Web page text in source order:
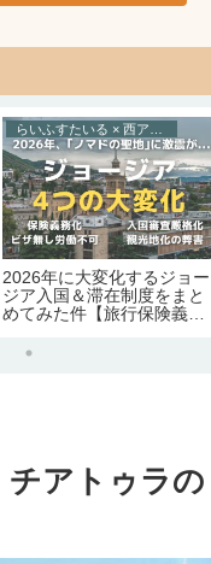
たべる × コーカサス諸国
コーカサスの美食の国へ。
アルメニア料理の定番～お
すすめグルメ100品＆食文
チアトゥラの